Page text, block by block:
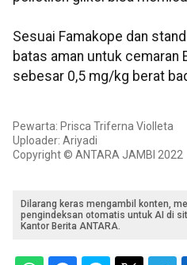
Sesuai Famakope dan
batas aman untuk cemaran
sebesar 0,5 mg/kg berat
Pewarta: Prisca Triferna Violleta
Uploader: Ariyadi
Copyright © ANTARA JAMBI 2022
Dilarang keras mengambil konten,
pengindeksan otomatis untuk AI di
Kantor Berita ANTARA.